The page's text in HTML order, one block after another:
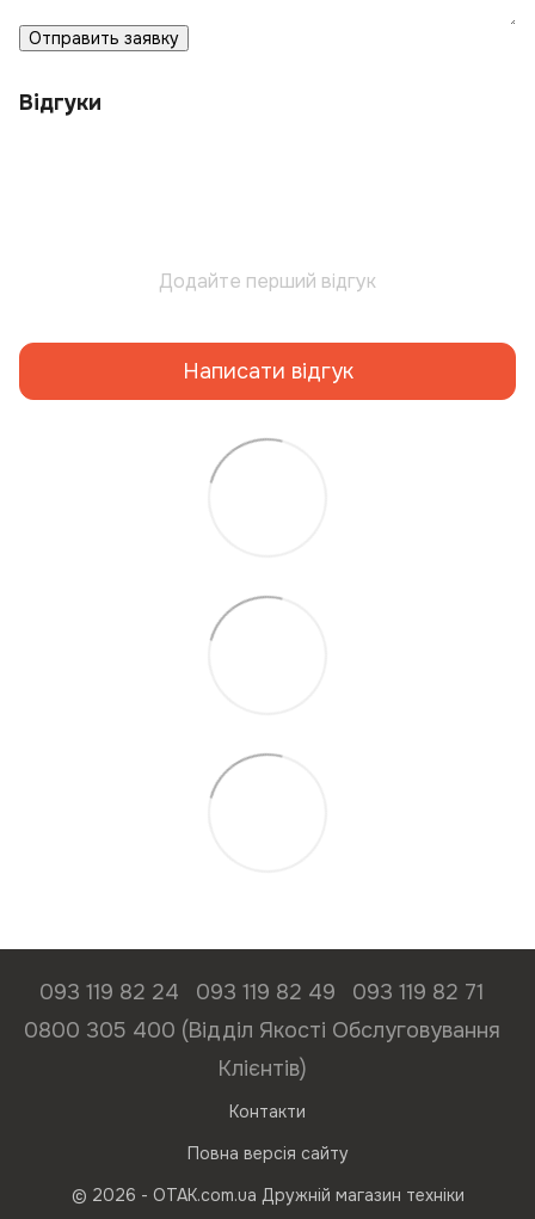
Отправить заявку
Відгуки
Додайте перший відгук
Написати відгук
093 119 82 24 093 119 82 49
093 119 82 71
0800 305 400 (Відділ Якості Обслуговування
Клієнтів)
Контакти
Повна версія сайту
© 2026 - ОТАК.com.ua Дружній магазин техніки